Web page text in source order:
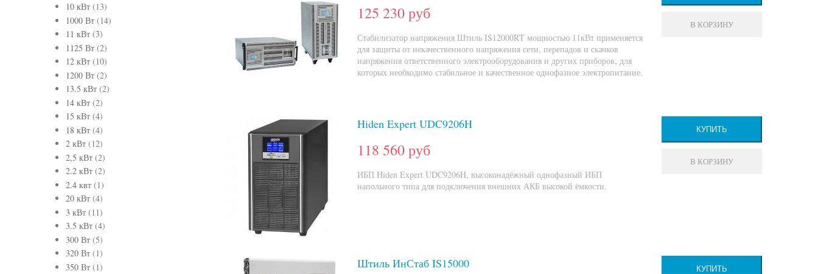
10 кВт (13)
1000 Вт (14)
11 кВт (3)
1125 Вт (2)
12 кВт (10)
1200 Вт (2)
13.5 кВт (2)
14 кВт (2)
15 кВт (4)
18 кВт (4)
2 кВт (12)
2,5 кВт (2)
2.2 кВт (2)
2.4 квт (1)
20 кВт (4)
3 кВт (11)
3.5 кВт (4)
300 Вт (5)
320 Вт (1)
350 Вт (1)
125 230 руб
Стабилизатор напряжения Штиль IS12000RT мощностью 11кВт применяется
для защиты от некачественного напряжения сети, перепадов и скачков
напряжения ответственного электрооборудования и других приборов, для
которых необходимо стабильное и качественное однофазное электропитание.
В КОРЗИНУ
Hiden Expert UDC9206H
118 560 руб
ИБП Hiden Expert UDC9206H, высоконадёжный однофазный ИБП
напольного типа для подключения внешних АКБ высокой ёмкости.
КУПИТЬ
В КОРЗИНУ
Штиль ИнСтаб IS15000 КУПИТЬ